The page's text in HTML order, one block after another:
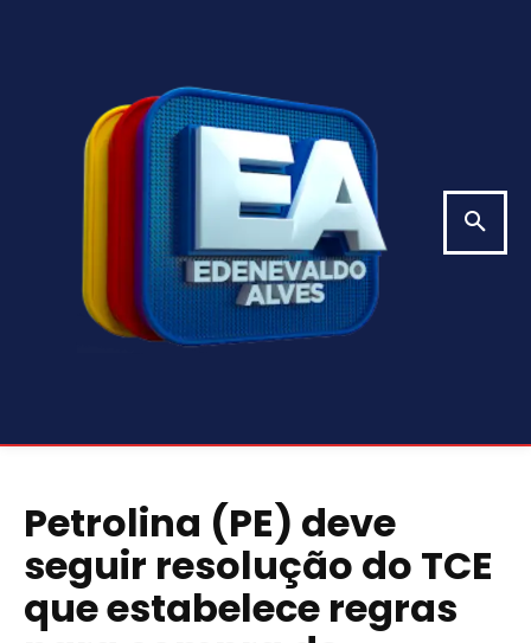
Petrolina (PE) deve
seguir resolução do TCE
que estabelece regras